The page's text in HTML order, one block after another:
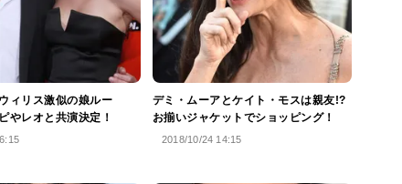
ィリス激似の娘ルー
やレオと共演決定！
デミ・ムーアとケイト・モスは親友!?
お揃いジャケットでショッピング！
2018/10/24 14:15